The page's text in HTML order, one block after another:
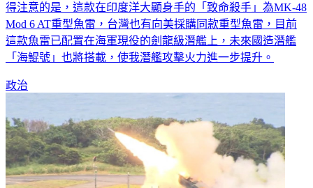
得注意的是，這款在印度洋大顯身手的「致命殺手」為MK-48
Mod 6 AT重型魚雷，台灣也有向美採購同款重型魚雷，目前
這款魚雷已配置在海軍現役的劍龍級潛艦上，未來國造潛艦
「海鯤號」也將搭載，使我潛艦攻擊火力進一步提升。
政治